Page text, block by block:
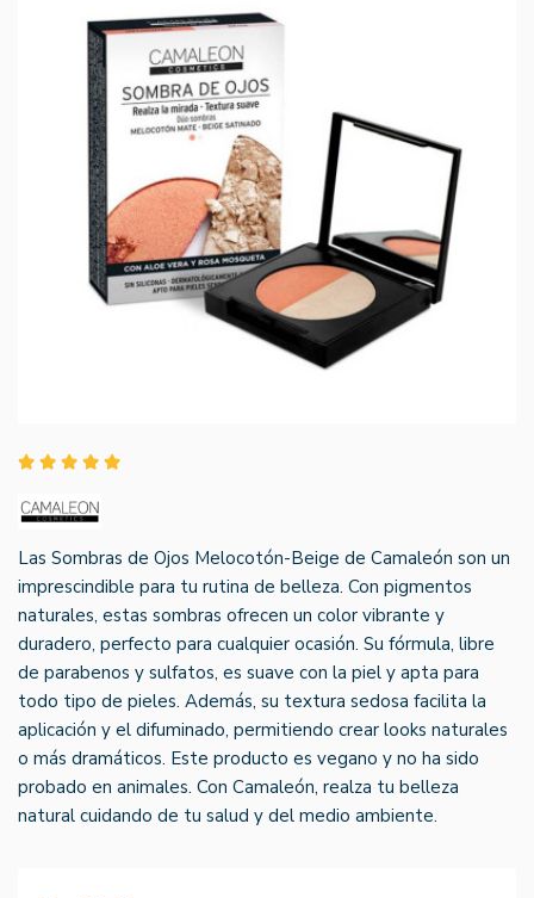
Las Sombras de Ojos Melocotón-Beige de Camaleón son un
imprescindible para tu rutina de belleza. Con pigmentos
naturales, estas sombras ofrecen un color vibrante y
duradero, perfecto para cualquier ocasión. Su fórmula, libre
de parabenos y sulfatos, es suave con la piel y apta para
todo tipo de pieles. Además, su textura sedosa facilita la
aplicación y el difuminado, permitiendo crear looks naturales
o más dramáticos. Este producto es vegano y no ha sido
probado en animales. Con Camaleón, realza tu belleza
natural cuidando de tu salud y del medio ambiente.